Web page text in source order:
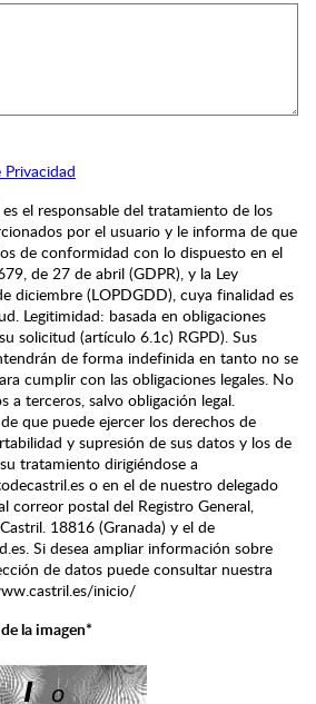
es el responsable del tratamiento de los
por el usuario y le informa de que
de conformidad con lo dispuesto en el
de 27 de abril (GDPR), y la Ley
diciembre (LOPDGDD), cuya finalidad es
Legitimidad: basada en obligaciones
solicitud (artículo 6.1c) RGPD). Sus
de forma indefinida en tanto no se
cumplir con las obligaciones legales. No
a terceros, salvo obligación legal.
que puede ejercer los derechos de
y supresión de sus datos y los de
tratamiento dirigiéndose a
o en el de nuestro delegado
correor postal del Registro General,
18816 (Granada) y el de
Si desea ampliar información sobre
de datos puede consultar nuestra
inicio/
la imagen*